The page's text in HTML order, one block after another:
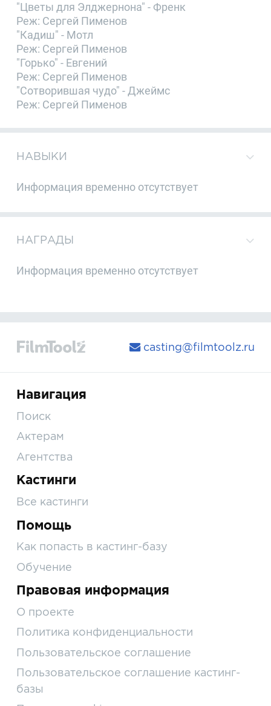
"Цветы для Элджернона" - Френк
Реж: Сергей Пименов
"Кадиш" - Мотл
Реж: Сергей Пименов
"Горько" - Евгений
Реж: Сергей Пименов
"Сотворившая чудо" - Джеймс
Реж: Сергей Пименов
НАВЫКИ
Информация временно отсутствует
НАГРАДЫ
Информация временно отсутствует
casting@filmtoolz.ru
Навигация
Поиск
Актерам
Агентства
Кастинги
Все кастинги
Помощь
Как попасть в кастинг-базу
Обучение
Правовая информация
О проекте
Политика конфиденциальности
Пользовательское соглашение
Пользовательское соглашение кастинг-
базы